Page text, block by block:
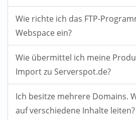
Wie richte ich das FTP-
Webspace ein?
Wie übermittel ich meine
Import zu Serverspot.de?
Ich besitze mehrere Domains.
auf verschiedene Inhalte leiten?